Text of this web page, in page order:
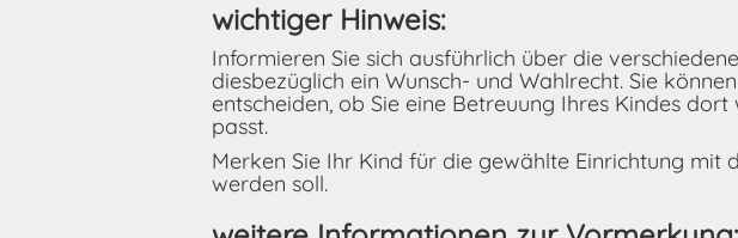
wichtiger Hinweis:
Informieren Sie sich ausführlich über die
diesbezüglich ein Wunsch- und Wahlrecht. Sie
entscheiden, ob Sie eine Betreuung Ihres Kindes
passt.
Merken Sie Ihr Kind für die gewählte Einrichtung
werden soll.